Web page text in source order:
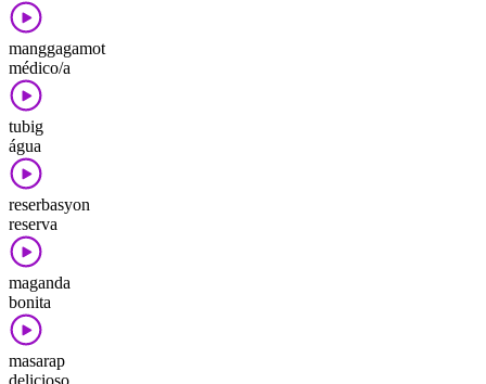
manggagamot
médico/a
tubig
água
reserbasyon
reserva
maganda
bonita
masarap
delicioso